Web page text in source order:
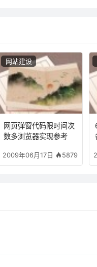
网页弹窗代码限时间次
数多浏览器实现参考
2009年06月17日 5879
网站建设